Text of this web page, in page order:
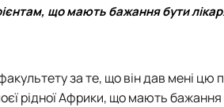
що мають бажання бути
за те, що він дав мені цю
рідної Африки, що мають